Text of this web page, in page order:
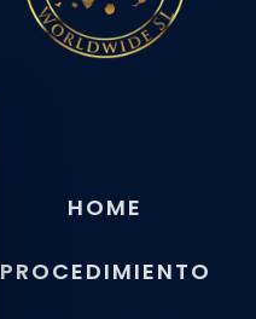
HOME
PROCEDIMIENTO